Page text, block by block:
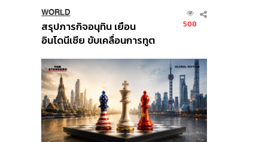
WORLD
สรุปภารกิจอนุทิน เยือน
อินโดนีเซีย ขับเคลื่อนการทูต
ส่วนยุทธศาสตร์ไทย –
อินโดนีเซีย
508